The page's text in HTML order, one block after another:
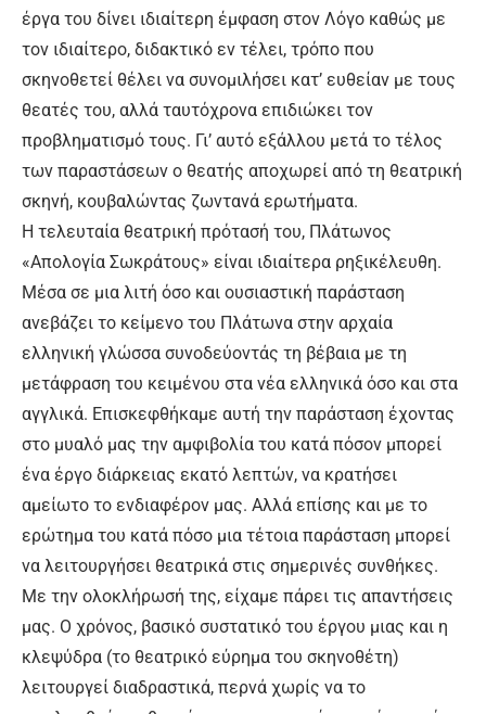
έργα του δίνει ιδιαίτερη έμφαση στον Λόγο καθώς με
τον ιδιαίτερο, διδακτικό εν τέλει, τρόπο που
σκηνοθετεί θέλει να συνομιλήσει κατ’ ευθείαν με τους
θεατές του, αλλά ταυτόχρονα επιδιώκει τον
προβληματισμό τους. Γι’ αυτό εξάλλου μετά το τέλος
των παραστάσεων ο θεατής αποχωρεί από τη θεατρική
σκηνή, κουβαλώντας ζωντανά ερωτήματα.
Η τελευταία θεατρική πρότασή του, Πλάτωνος
«Απολογία Σωκράτους» είναι ιδιαίτερα ρηξικέλευθη.
Μέσα σε μια λιτή όσο και ουσιαστική παράσταση
ανεβάζει το κείμενο του Πλάτωνα στην αρχαία
ελληνική γλώσσα συνοδεύοντάς τη βέβαια με τη
μετάφραση του κειμένου στα νέα ελληνικά όσο και στα
αγγλικά. Επισκεφθήκαμε αυτή την παράσταση έχοντας
στο μυαλό μας την αμφιβολία του κατά πόσον μπορεί
ένα έργο διάρκειας εκατό λεπτών, να κρατήσει
αμείωτο το ενδιαφέρον μας. Αλλά επίσης και με το
ερώτημα του κατά πόσο μια τέτοια παράσταση μπορεί
να λειτουργήσει θεατρικά στις σημερινές συνθήκες.
Με την ολοκλήρωσή της, είχαμε πάρει τις απαντήσεις
μας. Ο χρόνος, βασικό συστατικό του έργου μιας και η
κλεψύδρα (το θεατρικό εύρημα του σκηνοθέτη)
λειτουργεί διαδραστικά, περνά χωρίς να το